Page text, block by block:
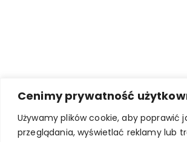
Cenimy prywatność
Używamy plików cookie, aby poprawić
przeglądania, wyświetlać reklamy lub